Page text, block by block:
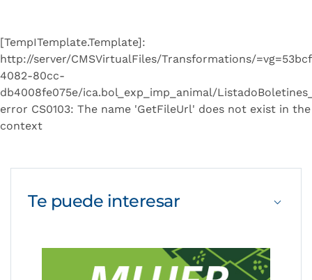
[TempITemplate.Template]:
http://server/CMSVirtualFiles/Transformations/
4082-80cc-
db4008fe075e/ica.bol_exp_imp_animal/
error CS0103: The name 'GetFileUrl' does not exist in
context
Te puede interesar